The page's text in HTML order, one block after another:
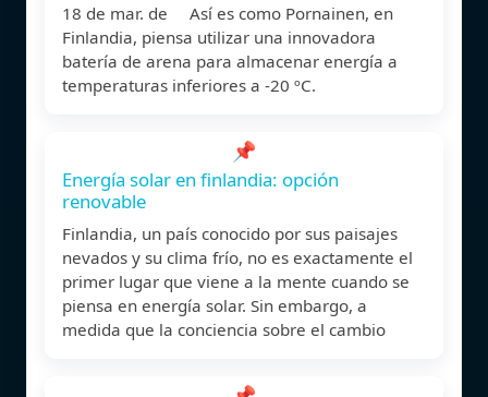
18 de mar. de Así es como Pornainen, en
Finlandia, piensa utilizar una innovadora
batería de arena para almacenar energía a
temperaturas inferiores a -20 ºC.
📌
Energía solar en finlandia: opción
renovable
Finlandia, un país conocido por sus paisajes
nevados y su clima frío, no es exactamente el
primer lugar que viene a la mente cuando se
piensa en energía solar. Sin embargo, a
medida que la conciencia sobre el cambio